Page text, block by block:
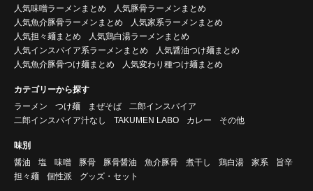
人気味噌ラーメンまとめ
人気豚骨ラーメンまとめ
人気魚介豚骨ラーメンまとめ
人気家系ラーメンまとめ
人気担々麺まとめ
人気鶏白湯ラーメンまとめ
人気インスパイア系ラーメンまとめ
人気醤油つけ麺まとめ
人気魚介豚骨つけ麺まとめ
人気変わり種つけ麺まとめ
カテゴリーから探す
ラーメン
つけ麺 まぜそば
二郎インスパイア
二郎インスパイア汁なし
TAKUMEN LABO カレー その他
味別
醤油
塩 味噌 豚骨 豚骨醤油 魚介豚骨 煮干し 鶏白湯 家系
旨辛
担々麺
個性派 グッズ・セット